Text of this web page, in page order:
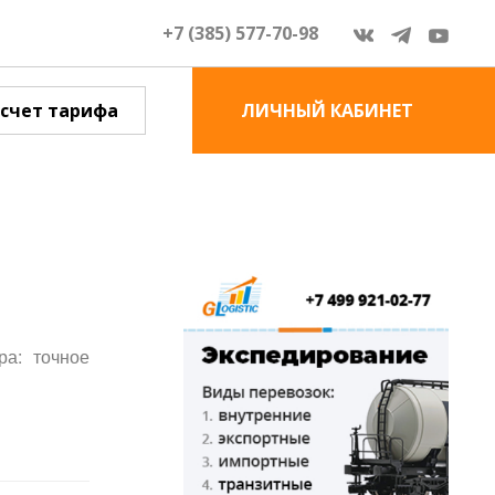
+7 (385) 577-70-98
тарифа ЛИЧНЫЙ КАБИНЕТ
точное